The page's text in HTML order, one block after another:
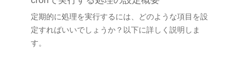
定期的に処理を実行するには、どのような項目を設
定すればいいでしょうか？以下に詳しく説明しま
す。